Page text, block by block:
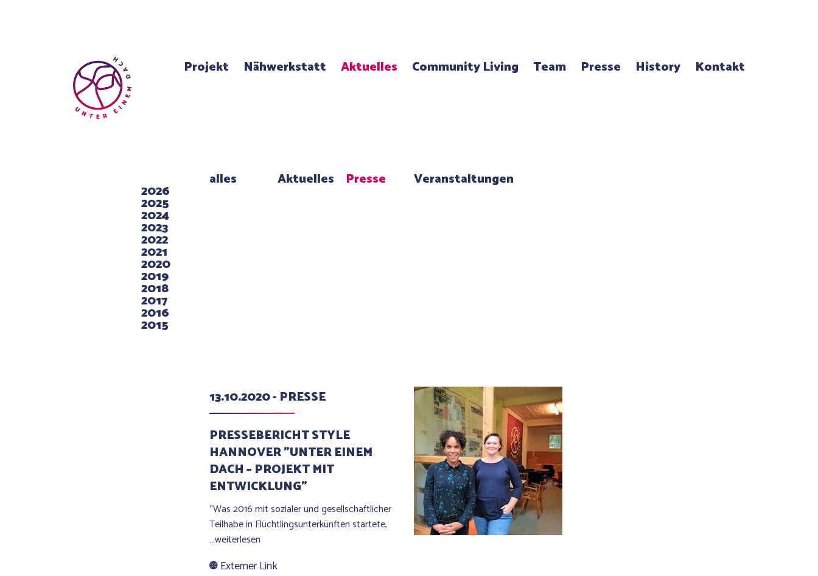
Projekt Nähwerkstatt Aktuelles Community Living Team Presse History Kontakt
alles Aktuelles Presse Veranstaltungen
2026
2025
2024
2023
2022
2021
2020
2019
2018
2017
2016
2015
13.10.2020 - PRESSE
PRESSEBERICHT STYLE
HANNOVER "UNTER EINEM
DACH – PROJEKT MIT
ENTWICKLUNG"
"Was 2016 mit sozialer und gesellschaftlicher
Teilhabe in Flüchtlingsunterkünften startete,
…weiterlesen
Externer Link